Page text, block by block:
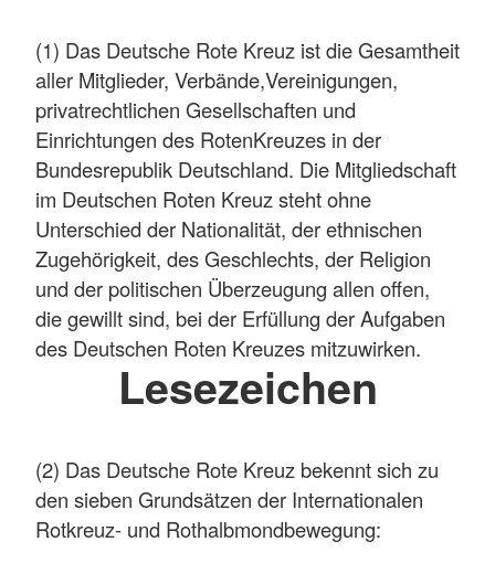
(1) Das Deutsche Rote Kreuz ist die Gesamtheit
aller Mitglieder, Verbände,Vereinigungen,
privatrechtlichen Gesellschaften und
Einrichtungen des RotenKreuzes in der
Bundesrepublik Deutschland. Die Mitgliedschaft
im Deutschen Roten Kreuz steht ohne
Unterschied der Nationalität, der ethnischen
Zugehörigkeit, des Geschlechts, der Religion
und der politischen Überzeugung allen offen,
die gewillt sind, bei der Erfüllung der Aufgaben
des Deutschen Roten Kreuzes mitzuwirken.
Lesezeichen
(2) Das Deutsche Rote Kreuz bekennt sich zu
den sieben Grundsätzen der Internationalen
Rotkreuz- und Rothalbmondbewegung: